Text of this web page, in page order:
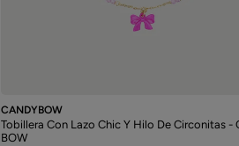
CANDYBOW
Tobillera Con Lazo Chic Y Hilo De Circonitas -
BOW